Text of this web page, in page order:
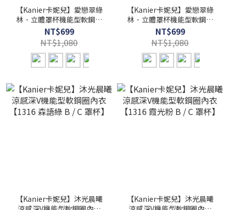
【Kanier卡妮兒】愛戀翠綠
林．立體罩杯機能型軟鋼圈
內衣【7215 暮光灰 -B / C罩
杯】
NT$699
NT$1,080
【Kanier卡妮兒】愛戀翠綠
林．立體罩杯機能型軟鋼圈
內衣【7215 櫻花粉 -B / C罩
杯】
NT$699
NT$1,080
【Kanier卡妮兒】沐光晨曦
【Kanier卡妮兒】沐光晨曦